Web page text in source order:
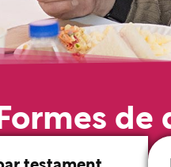
Formes de